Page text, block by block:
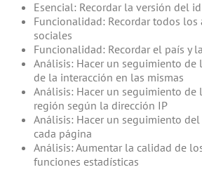
Esencial: Recordar la versión del
Funcionalidad: Recordar todos los
sociales
Funcionalidad: Recordar el país y
Análisis: Hacer un seguimiento de
de la interacción en las mismas
Análisis: Hacer un seguimiento de
región según la dirección IP
Análisis: Hacer un seguimiento
cada página
Análisis: Aumentar la calidad de
funciones estadísticas